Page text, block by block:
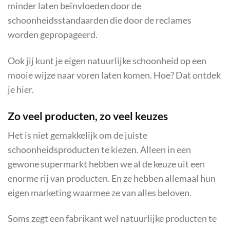
minder laten beïnvloeden door de
schoonheidsstandaarden die door de reclames
worden gepropageerd.
Ook jij kunt je eigen natuurlijke schoonheid op een
mooie wijze naar voren laten komen. Hoe? Dat ontdek
je hier.
Zo veel producten, zo veel keuzes
Het is niet gemakkelijk om de juiste
schoonheidsproducten te kiezen. Alleen in een
gewone supermarkt hebben we al de keuze uit een
enorme rij van producten. En ze hebben allemaal hun
eigen marketing waarmee ze van alles beloven.
Soms zegt een fabrikant wel natuurlijke producten te